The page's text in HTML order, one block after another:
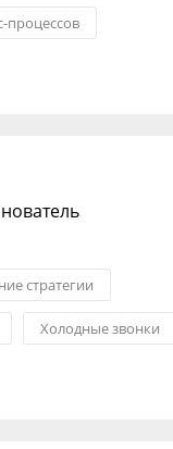
процессов
стратегии
Холодные звонки